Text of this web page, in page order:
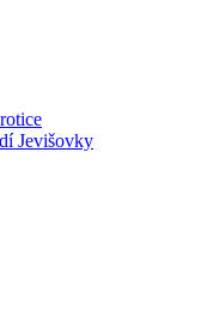
Jevišovky